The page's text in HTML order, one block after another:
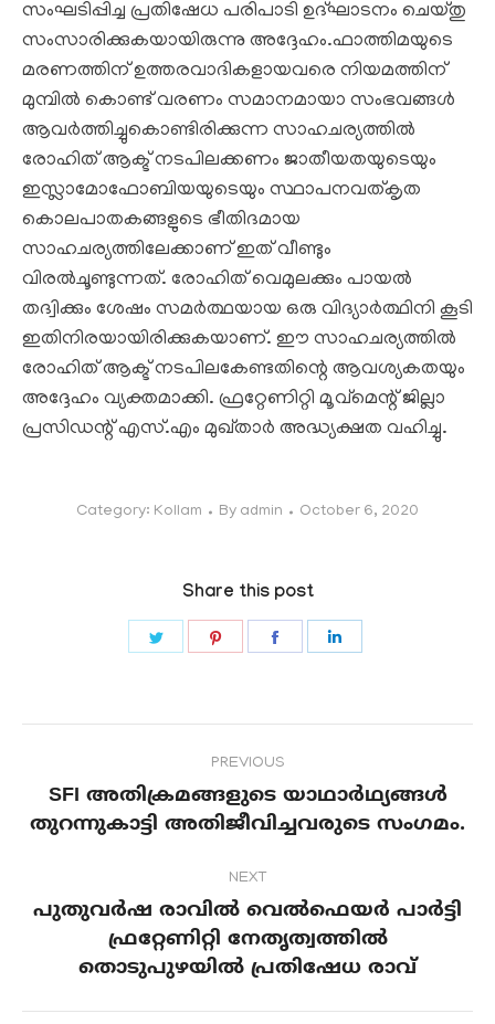
സംഘടിപ്പിച്ച പ്രതിഷേധ പരിപാടി ഉദ്ഘാടനം ചെയ്തു
സംസാരിക്കുകയായിരുന്നു അദ്ദേഹം.ഫാത്തിമയുടെ
മരണത്തിന് ഉത്തരവാദികളായവരെ നിയമത്തിന്
മുമ്പില്‍ കൊണ്ട് വരണം സമാനമായാ സംഭവങ്ങള്‍
ആവര്‍ത്തിച്ചുകൊണ്ടിരിക്കുന്ന സാഹചര്യത്തില്‍
രോഹിത് ആക്ട് നടപിലക്കണം ജാതീയതയുടെയും
ഇസ്ലാമോഫോബിയയുടെയും സ്ഥാപനവത്കൃത
കൊലപാതകങ്ങളുടെ ഭീതിദമായ
സാഹചര്യത്തിലേക്കാണ് ഇത് വീണ്ടും
വിരല്‍ചൂണ്ടുന്നത്. രോഹിത് വെമുലക്കും പായല്‍
തദ്വിക്കും ശേഷം സമര്‍ത്ഥയായ ഒരു വിദ്യാര്‍ത്ഥിനി കൂടി
ഇതിനിരയായിരിക്കുകയാണ്. ഈ സാഹചര്യത്തില്‍
രോഹിത് ആക്ട് നടപിലകേണ്ടതിന്റെ ആവശ്യകതയും
അദ്ദേഹം വ്യക്തമാക്കി. ഫ്രറ്റേണിറ്റി മൂവ്‌മെന്റ് ജില്ലാ
പ്രസിഡന്റ് എസ്.എം മുഖ്താര്‍ അദ്ധ്യക്ഷത വഹിച്ചു.
Category: Kollam By admin October 6, 2020
Share this post
Share
Share
navigation
PREVIOUS
Previous
post:
SFI അതിക്രമങ്ങളുടെ യാഥാര്‍ഥ്യങ്ങള്‍
തുറന്നുകാട്ടി അതിജീവിച്ചവരുടെ സംഗമം.
NEXT
Next
post:
പുതുവര്‍ഷ രാവില്‍ വെല്‍ഫെയര്‍ പാര്‍ട്ടി
ഫ്രറ്റേണിറ്റി നേതൃത്വത്തില്‍
തൊടുപുഴയില്‍ പ്രതിഷേധ രാവ്